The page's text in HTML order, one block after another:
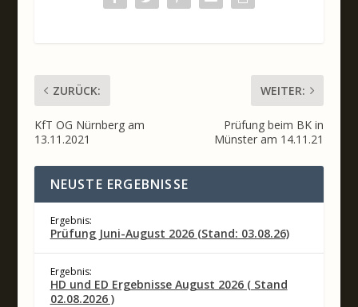
ZURÜCK:
KfT OG Nürnberg am
13.11.2021
WEITER:
Prüfung beim BK in
Münster am 14.11.21
NEUSTE ERGEBNISSE
Ergebnis:
Prüfung Juni-August 2026 (Stand: 03.08.26)
Ergebnis:
HD und ED Ergebnisse August 2026 ( Stand
02.08.2026 )